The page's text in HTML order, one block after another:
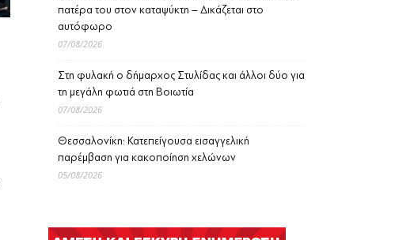
πατέρα του στον καταψύκτη – Δικάζεται στο
αυτόφωρο
07/08/2026
Στη φυλακή ο δήμαρχος Στυλίδας και άλλοι δύο για
τη μεγάλη φωτιά στη Βοιωτία
07/08/2026
Θεσσαλονίκη: Κατεπείγουσα εισαγγελική
παρέμβαση για κακοποίηση χελώνων
05/08/2026